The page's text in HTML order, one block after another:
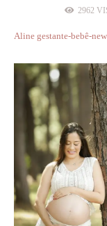
2962
Aline gestante-bebê-